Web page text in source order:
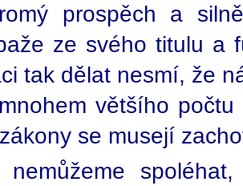
prospěch a
ze svého titulu a
tak dělat nesmí, že
většího
se musejí
nemůžeme